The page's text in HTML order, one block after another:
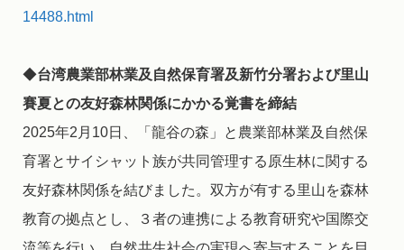
14488.html
◆台湾農業部林業及自然保育署及新竹分署および里山
賽夏との友好森林関係にかかる覚書を締結
2025年2月10日、「龍谷の森」と農業部林業及自然保
育署とサイシャット族が共同管理する原生林に関する
友好森林関係を結びました。双方が有する里山を森林
教育の拠点とし、３者の連携による教育研究や国際交